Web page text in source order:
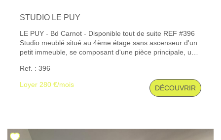
STUDIO LE PUY
LE PUY - Bd Carnot - Disponible tout de suite REF #396
Studio meublé situé au 4ème étage sans ascenseur d'un
petit immeuble, se composant d'une pièce principale, un
électrique. Charges comprises : eau, électricité,
chauffage. Les informations sur les risques auxquels ce
bien est exposé sont disponibles sur le site Géorisques :
Ref. : 396
Loyer 280 €/mois DÉCOUVRIR